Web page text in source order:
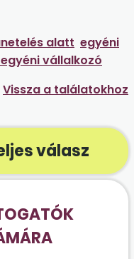
alatt egyéni
vállalkozó
Vissza a találatokhoz
válasz